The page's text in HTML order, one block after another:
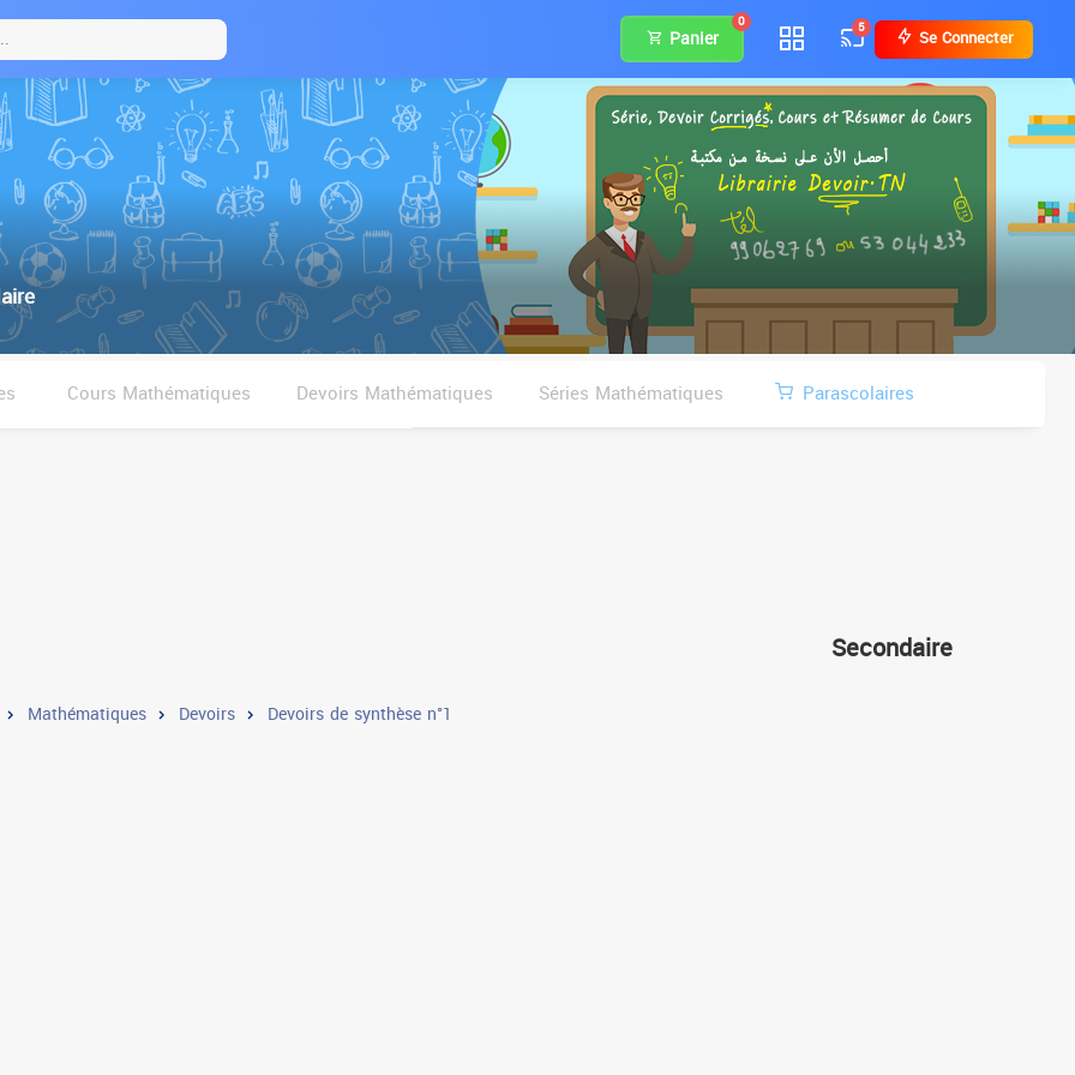
Panier
0 5 Se Connecter
Cours Mathématiques Devoirs Mathématiques Séries Mathématiques Parascolaires
Secondaire
Mathématiques Devoirs Devoirs de synthèse n°1